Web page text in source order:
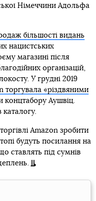
Німеччини Адольфа
більшості видань
нацистських
магазині після
організацій,
У грудні 2019
торгувала «різдвяними
концтабору Аушвіц.
Amazon зробити
будуть посилання на
ставлять під сумнів